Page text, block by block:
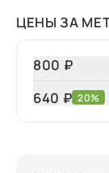
ЦЕНЫ ЗА
800 ₽
640 ₽ 20%